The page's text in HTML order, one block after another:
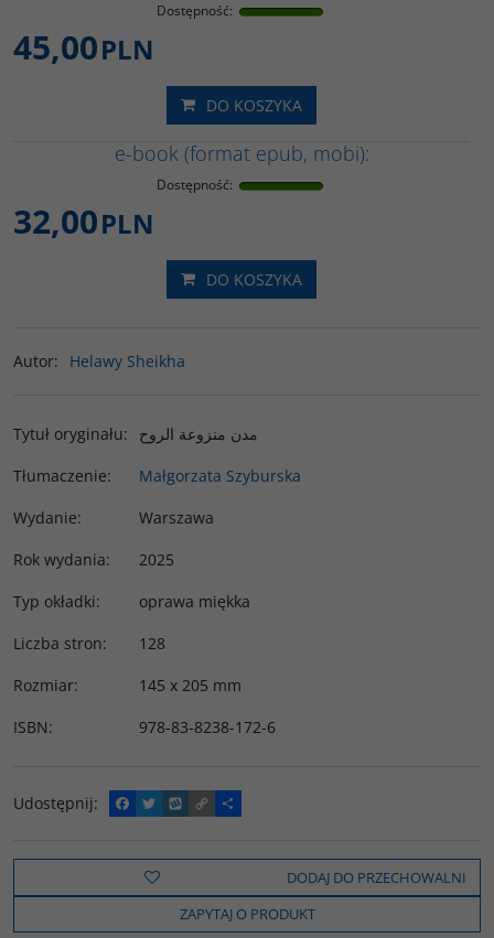
Dostępność:
45,00PLN
DO KOSZYKA
e-book (format epub, mobi):
Dostępność:
32,00PLN
DO KOSZYKA
Autor: Helawy Sheikha
Tytuł oryginału:
مدن منزوعة الروح
Tłumaczenie:
Małgorzata Szyburska
Wydanie:
Warszawa
Rok wydania:
2025
Typ okładki:
oprawa miękka
Liczba stron:
128
Rozmiar:
145 x 205 mm
ISBN: 978-83-8238-172-6
Udostępnij:
F
a
e
o
k
T
w
t
t
e
W
y
o
C
o
y
i
n
k
P
o
z
e
l
s
DODAJ DO PRZECHOWALNI
ZAPYTAJ O PRODUKT